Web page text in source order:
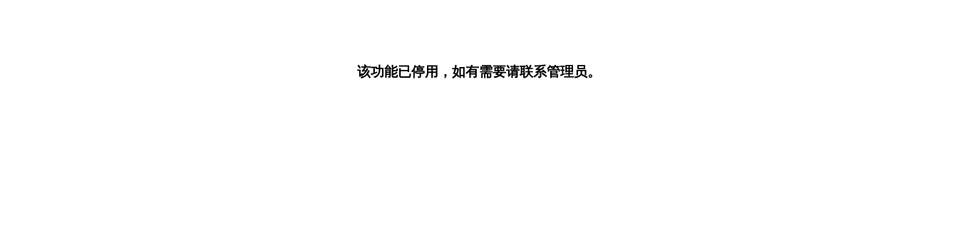
该功能已停用，如有需要请联系管理员。